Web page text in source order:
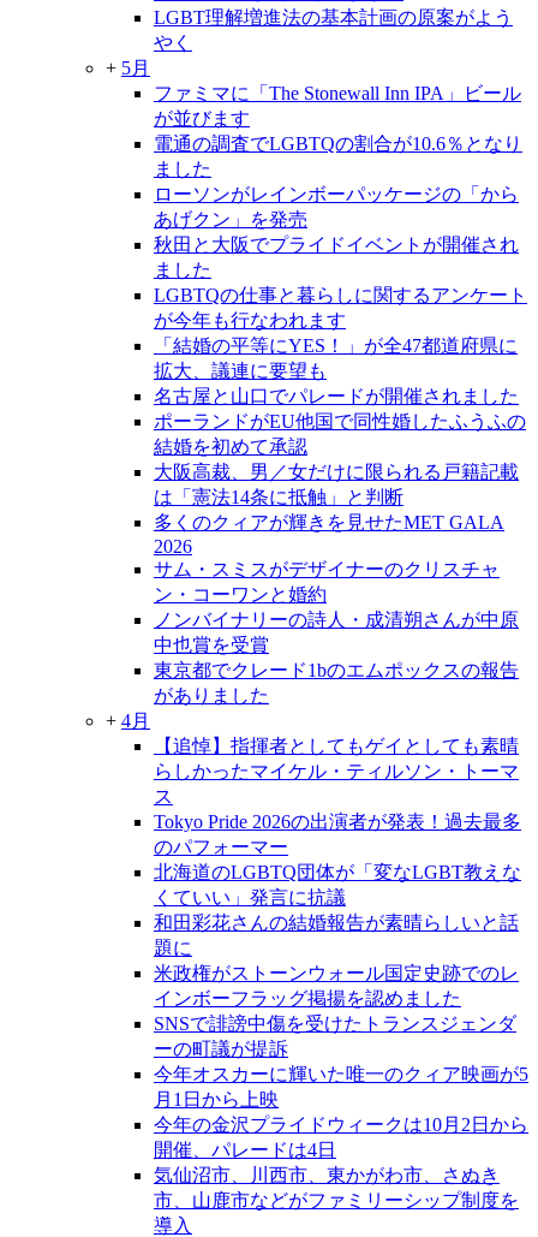
LGBT理解増進法の基本計画の原案がよう
やく
+ 5月
ファミマに「The Stonewall Inn IPA」ビール
が並びます
電通の調査でLGBTQの割合が10.6％となり
ました
ローソンがレインボーパッケージの「から
あげクン」を発売
秋田と大阪でプライドイベントが開催され
ました
LGBTQの仕事と暮らしに関するアンケート
が今年も行なわれます
「結婚の平等にYES！」が全47都道府県に
拡大、議連に要望も
名古屋と山口でパレードが開催されました
ポーランドがEU他国で同性婚したふうふの
結婚を初めて承認
大阪高裁、男／女だけに限られる戸籍記載
は「憲法14条に抵触」と判断
多くのクィアが輝きを見せたMET GALA
2026
サム・スミスがデザイナーのクリスチャ
ン・コーワンと婚約
ノンバイナリーの詩人・成清朔さんが中原
中也賞を受賞
東京都でクレード1bのエムポックスの報告
がありました
+ 4月
【追悼】指揮者としてもゲイとしても素晴
らしかったマイケル・ティルソン・トーマ
ス
Tokyo Pride 2026の出演者が発表！過去最多
のパフォーマー
北海道のLGBTQ団体が「変なLGBT教えな
くていい」発言に抗議
和田彩花さんの結婚報告が素晴らしいと話
題に
米政権がストーンウォール国定史跡でのレ
インボーフラッグ掲揚を認めました
SNSで誹謗中傷を受けたトランスジェンダ
ーの町議が提訴
今年オスカーに輝いた唯一のクィア映画が5
月1日から上映
今年の金沢プライドウィークは10月2日から
開催、パレードは4日
気仙沼市、川西市、東かがわ市、さぬき
市、山鹿市などがファミリーシップ制度を
導入